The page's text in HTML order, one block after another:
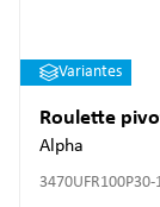
Variantes
Roulette
Alpha
3470UFR100P30-